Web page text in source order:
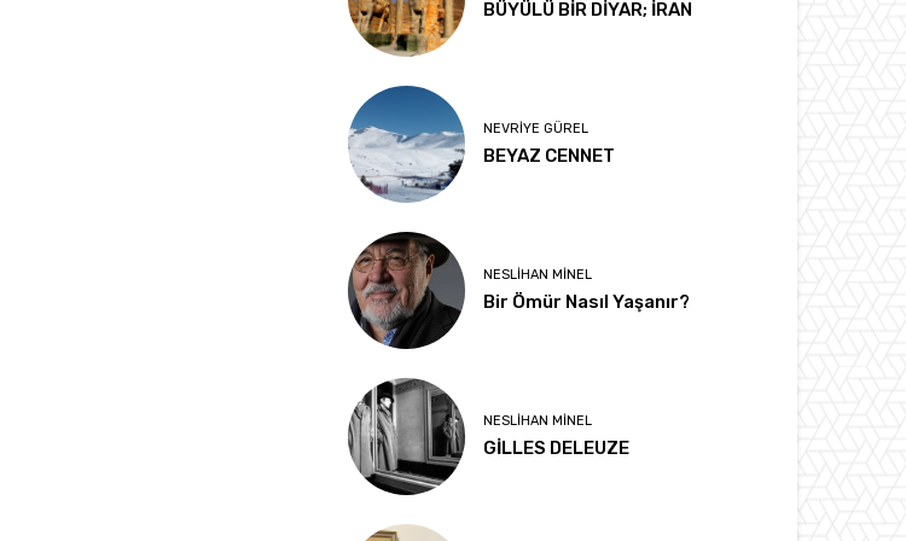
BÜYÜLÜ BİR DİYAR; İRAN
NEVRIYE GÜREL
BEYAZ CENNET
NESLIHAN MINEL
Bir Ömür Nasıl Yaşanır?
NESLIHAN MINEL
GİLLES DELEUZE